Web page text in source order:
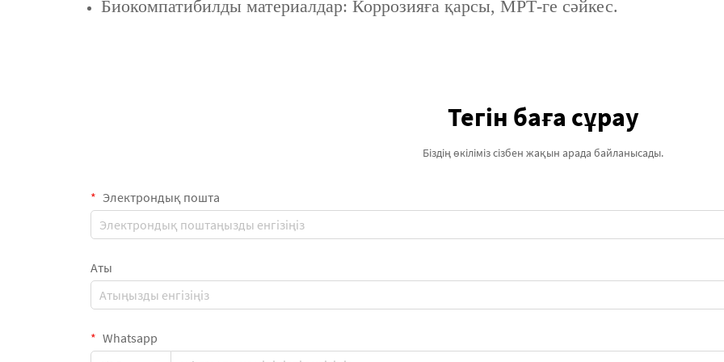
Биокомпатибилды материалдар: Коррозияға қарсы, МРТ-ге сәйкес.
Тегін баға сұрау
Біздің өкіліміз сізбен жақын арада байланысады.
Электрондық пошта
Аты
Whatsapp